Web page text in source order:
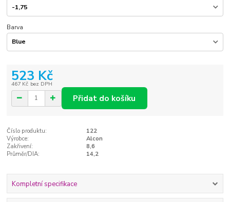
Barva
523 Kč
467 Kč bez DPH
Přidat do košíku
Číslo produktu:
122
Výrobce:
Alcon
Zakřivení:
8,6
Průměr/DIA:
14,2
Kompletní specifikace